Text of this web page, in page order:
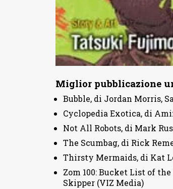
Miglior pubblicazione
Bubble, di Jordan Morris,
Cyclopedia Exotica, di
Not All Robots, di Mark
The Scumbag, di Rick
Thirsty Mermaids, di Kat
Zom 100: Bucket List of
Skipper (VIZ Media)